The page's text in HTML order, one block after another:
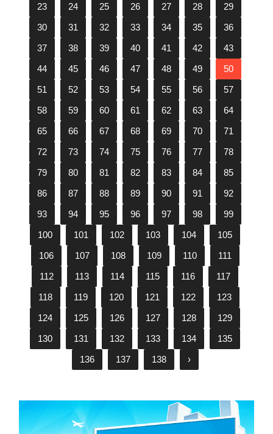
23
24 25 26 27 28
29
30
31 32 33 34 35
36
37
38 39 40 41 42
43
44
45 46 47 48 49
50
51
52 53 54 55 56
57
58
59 60 61 62 63
64
65
66 67 68 69 70
71
72
73 74 75 76 77
78
79
80 81 82 83 84
85
86
87 88 89 90 91
92
93
94 95 96 97 98
99
100
101 102 103 104
105
106
107 108 109 110
111
112
113 114 115 116
117
118
119 120 121 122
123
124
125 126 127 128
129
130
131 132 133 134
135
136
137 138 ›